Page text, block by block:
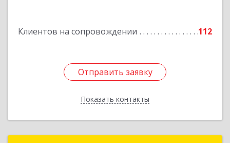
Клиентов на сопровождении 112
Отправить заявку
Показать контакты
Отправить заявку
Назад